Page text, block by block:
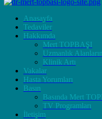
Anasayfa
Tedaviler
Hakkımda
Mert TOPBAŞI
Uzmanlık
Klinik Artı
Vakalar
Hasta Yorumları
Basın
Basında Mert
TV Programları
İletişim